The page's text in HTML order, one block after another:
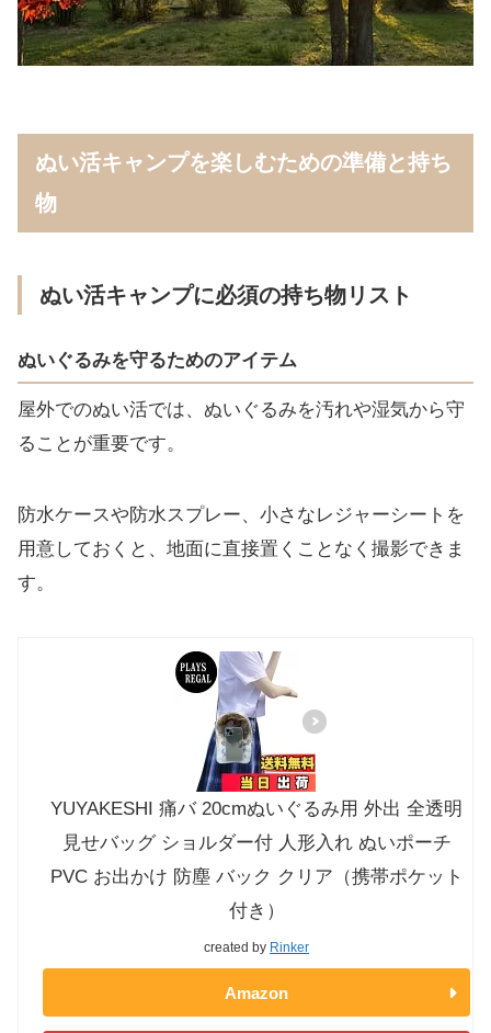
ぬい活キャンプを楽しむための準備と持ち
物
ぬい活キャンプに必須の持ち物リスト
ぬいぐるみを守るためのアイテム
屋外でのぬい活では、ぬいぐるみを汚れや湿気から守
ることが重要です。
防水ケースや防水スプレー、小さなレジャーシートを
用意しておくと、地面に直接置くことなく撮影できま
す。
YUYAKESHI 痛バ 20cmぬいぐるみ用 外出 全透明
見せバッグ ショルダー付 人形入れ ぬいポーチ
PVC お出かけ 防塵 バック クリア（携帯ポケット
付き）
created by Rinker
Amazon